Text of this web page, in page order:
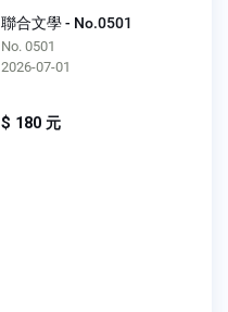
聯合文學 - No.0501
No. 0501
2026-07-01
$ 180 元